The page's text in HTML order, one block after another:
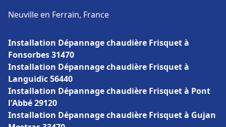
Neuville en Ferrain, France
Installation Dépannage chaudière Frisquet à
Fonsorbes 31470
Installation Dépannage chaudière Frisquet à
Languidic 56440
Installation Dépannage chaudière Frisquet à Pont
l'Abbé 29120
Installation Dépannage chaudière Frisquet à Gujan